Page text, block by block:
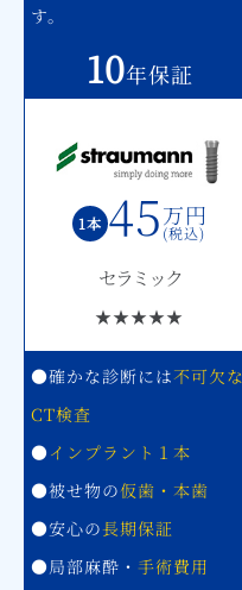
す。
10年保証
1本 45万円
(税込)
セラミック
★★★★★
●確かな診断には不可欠な
CT検査
●インプラント１本
●被せ物の仮歯・本歯
●安心の長期保証
●局部麻酔・ 手術費用